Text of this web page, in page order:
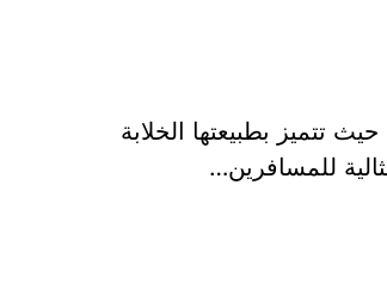
تتميز بطبيعتها الخلابة
للمسافرين…